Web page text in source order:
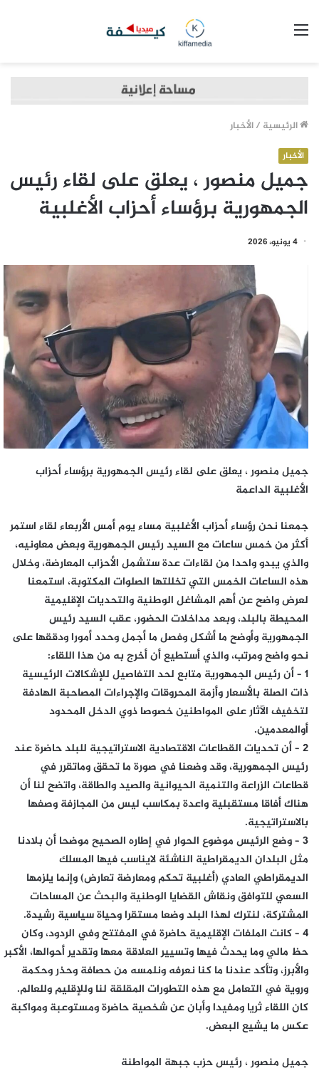
الرئيسية /الأخبار
الأخبار
جميل منصور ، يعلق على لقاء رئيس
الجمهورية برؤساء أحزاب الأغلبية
4 يونيو، 2026
جميل منصور ، يعلق على لقاء رئيس الجمهورية برؤساء أحزاب
الأغلبية الداعمة
جمعنا نحن رؤساء أحزاب الأغلبية مساء يوم أمس الأربعاء لقاء استمر
أكثر من خمس ساعات مع السيد رئيس الجمهورية وبعض معاونيه،
والذي يبدو واحدا من لقاءات عدة ستشمل الأحزاب المعارضة، وخلال
هذه الساعات الخمس التي تخللتها الصلوات المكتوبة، استمعنا
لعرض واضح عن أهم المشاغل الوطنية والتحديات الإقليمية
المحيطة بالبلد، وبعد مداخلات الحضور، عقب السيد رئيس
الجمهورية وأوضح ما أشكل وفصل ما أجمل وحدد أمورا ودققها على
نحو واضح ومرتب، والذي أستطيع أن أخرج به من هذا اللقاء:
1 – أن رئيس الجمهورية متابع لحد التفاصيل للإشكالات الرئيسية
ذات الصلة بالأسعار وأزمة المحروقات والإجراءات المصاحبة الهادفة
لتخفيف الآثار على المواطنين خصوصا ذوي الدخل المحدود
أوالمعدمين.
2 – أن تحديات القطاعات الاقتصادية الاستراتيجية للبلد حاضرة عند
رئيس الجمهورية، وقد وضعنا في صورة ما تحقق وماتقرر في
قطاعات الزراعة والتنمية الحيوانية والصيد والطاقة، واتضح لنا أن
هناك أفاقا مستقبلية واعدة بمكاسب ليس من المجازفة وصفها
بالاستراتيجية.
3 – وضع الرئيس موضوع الحوار في إطاره الصحيح موضحا أن بلادنا
مثل البلدان الديمقراطية الناشئة لايناسب فيها المسلك
الديمقراطي العادي (أغلبية تحكم ومعارضة تعارض) وإنما يلزمها
السعي للتوافق ونقاش القضايا الوطنية والبحث عن المساحات
المشتركة، لنترك لهذا البلد وضعا مستقرا وحياة سياسية رشيدة.
4 – كانت الملفات الإقليمية حاضرة في المفتتح وفي الردود، وكان
حظ مالي وما يحدث فيها وتسيير العلاقة معها وتقدير أحوالها، الأكبر
والأبرز، وتأكد عندنا ما كنا نعرفه ونلمسه من حصافة وحذر وحكمة
وروية في التعامل مع هذه التطورات المقلقة لنا وللإقليم وللعالم.
كان اللقاء ثريا ومفيدا وأبان عن شخصية حاضرة ومستوعبة ومواكبة
عكس ما يشيع البعض.
جميل منصور ، رئيس حزب جبهة المواطنة